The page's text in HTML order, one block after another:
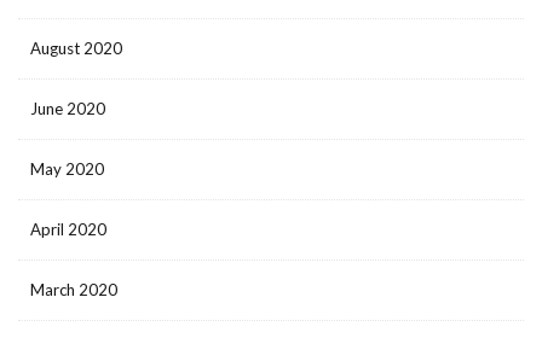
August 2020
June 2020
May 2020
April 2020
March 2020